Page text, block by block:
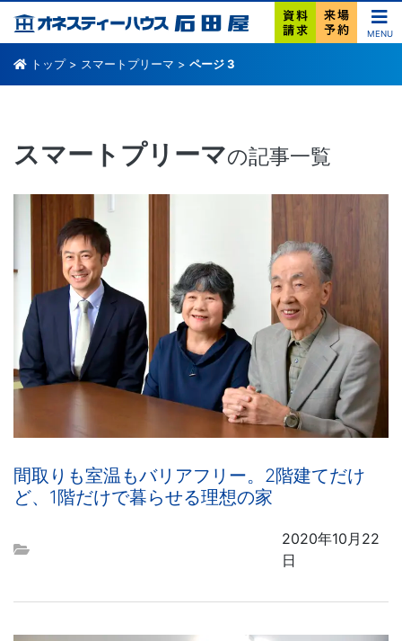
MENU
トップ> スマートプリーマ > ページ 3
スマートプリーマの記事一覧
間取りも室温もバリアフリー。2階建てだけ
ど、1階だけで暮らせる理想の家
2020年10月22
日